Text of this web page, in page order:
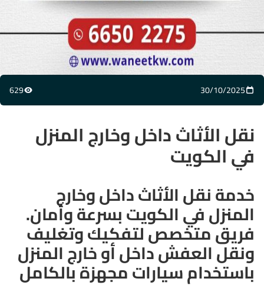
تاريخ المقال
30/10/2025 مشاهدات
629
نقل الأثاث داخل وخارج المنزل
في الكويت
خدمة نقل الأثاث داخل وخارج
المنزل في الكويت بسرعة وأمان.
فريق متخصص لتفكيك وتغليف
ونقل العفش داخل أو خارج المنزل
باستخدام سيارات مجهزة بالكامل